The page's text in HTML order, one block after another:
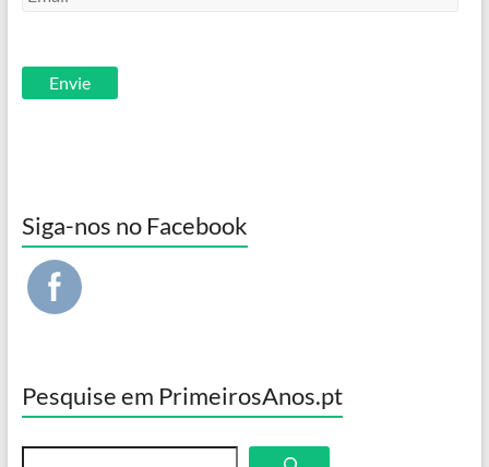
Siga-nos no Facebook
Pesquise em PrimeirosAnos.pt
Pesquisar